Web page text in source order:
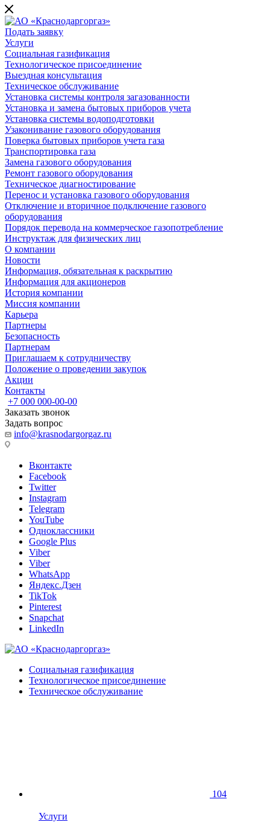
Подать заявку
Услуги
Социальная газификация
Технологическое присоединение
Выездная консультация
Техническое обслуживание
Установка системы контроля загазованности
Установка и замена бытовых приборов учета
Установка системы водоподготовки
Узаконивание газового оборудования
Поверка бытовых приборов учета газа
Транспортировка газа
Замена газового оборудования
Ремонт газового оборудования
Техническое диагностирование
Перенос и установка газового оборудования
Отключение и вторичное подключение газового
оборудования
Порядок перевода на коммерческое газопотребление
Инструктаж для физических лиц
О компании
Новости
Информация, обязательная к раскрытию
Информация для акционеров
История компании
Миссия компании
Карьера
Партнеры
Безопасность
Партнерам
Приглашаем к сотрудничеству
Положение о проведении закупок
Акции
Контакты
+7 000 000-00-00
Заказать звонок
Задать вопрос
info@krasnodargorgaz.ru
Вконтакте
Facebook
Twitter
Instagram
Telegram
YouTube
Одноклассники
Google Plus
Viber
Viber
WhatsApp
Яндекс.Дзен
TikTok
Pinterest
Snapchat
LinkedIn
Социальная газификация
Технологическое присоединение
Техническое обслуживание
104
Услуги